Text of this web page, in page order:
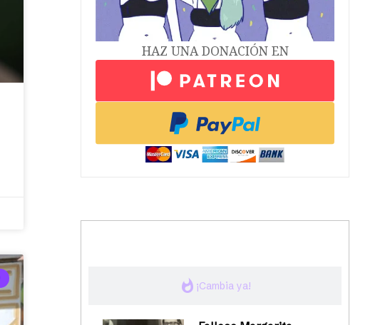
HAZ UNA DONACIÓN EN
whatshot ¡Cambia ya!